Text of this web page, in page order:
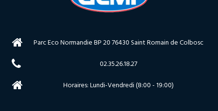
Parc Eco Normandie BP 20 76430 Saint Romain de Colbosc
02.35.26.18.27
Horaires: Lundi-Vendredi (8:00 - 19:00)